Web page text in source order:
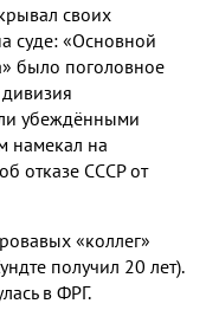
своих
суде: «Основной
было поголовное
убеждёнными
намекал на
отказе СССР от
«коллег»
получил 20 лет).
в ФРГ.